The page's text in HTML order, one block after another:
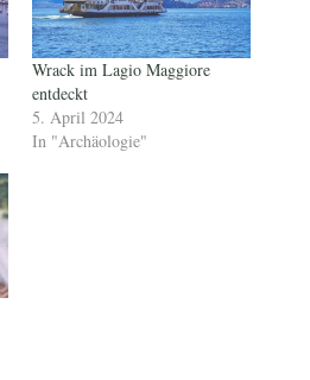
Wrack im Lagio Maggiore
entdeckt
5. April 2024
In "Archäologie"